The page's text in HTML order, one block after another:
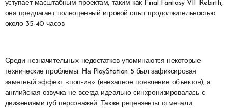
уступает масштабным проектам, таким как Final Fantasy VII Rebirth,
она предлагает полноценный игровой опыт продолжительностью
около 35-40 часов.
Среди незначительных недостатков упоминаются некоторые
технические проблемы. На PlayStation 5 был зафиксирован
заметный эффект «поп-ин» (внезапное появление объектов), а
английская озвучка не всегда идеально синхронизировалась с
движениями губ персонажей. Также рецензенты отмечали